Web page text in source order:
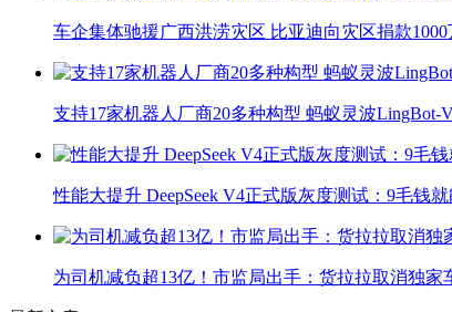
车企集体驰援广西洪涝灾区 比亚迪向灾区捐款1000
支持17家机器人厂商20多种构型 蚂蚁灵波LingBot-
性能大提升 DeepSeek V4正式版灰度测试：9毛钱
为司机减负超13亿！市监局出手：货拉拉取消独家